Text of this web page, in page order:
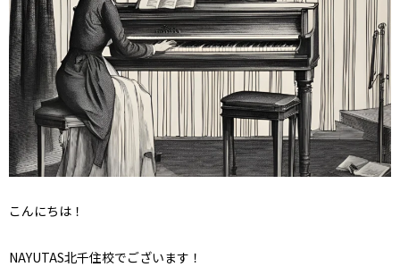
こんにちは！
NAYUTAS北千住校でございます！